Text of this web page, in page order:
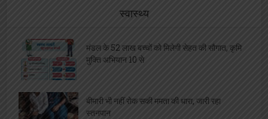
स्वास्थ्य
मंडल के 52 लाख बच्चों को मिलेगी सेहत की सौगात, कृमि
मुक्ति अभियान 10 से
बीमारी भी नहीं रोक सकी ममता की धारा, जारी रहा
स्तनपान